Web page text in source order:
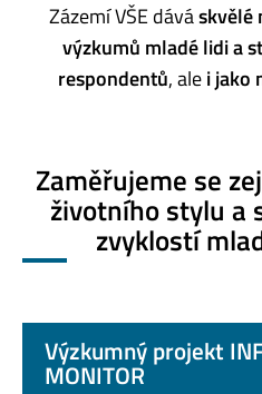
Zázemí VŠE dáváskvělé
výzkumů mladé lidi a
respondentů, alei jako
Zaměřujeme se
životního stylu a
zvyklostí
Výzkumný projekt
MONITOR